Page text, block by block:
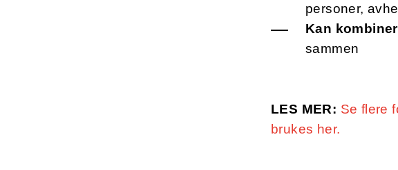
personer,
Kan
sammen
LES MER: Se flere
brukes her.